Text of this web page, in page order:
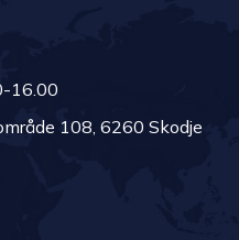
16.00
108, 6260 Skodje